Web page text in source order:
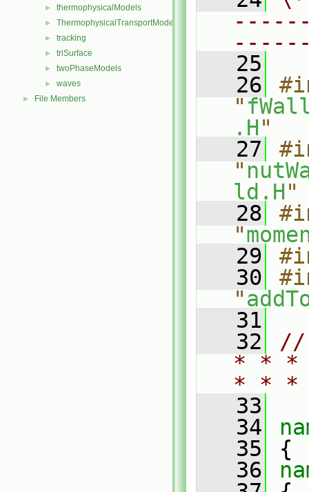
► thermophysicalModels
► ThermophysicalTransportModels
► tracking
► triSurface
► twoPhaseModels
► waves
► File Members
   25
   26
"
.H"
   27
"
ld.H"
   28
"
   29
   30
"
   31
   32
//
* * *
* *
   33
   34
   35
{
   36